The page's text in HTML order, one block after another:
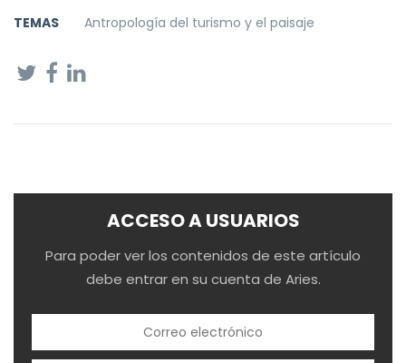
TEMAS Antropología del turismo y el paisaje
ACCESO A USUARIOS
Para poder ver los contenidos de este artículo
debe entrar en su cuenta de Aries.